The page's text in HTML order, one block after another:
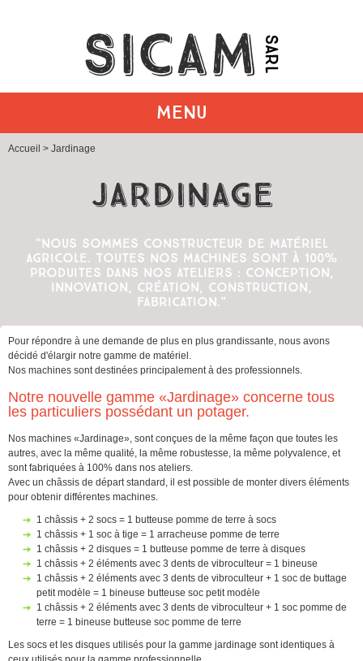
MENU
Accueil > Jardinage
Jardinage
"Nous sommes constructeur de matériel
agricole. Toutes nos machines sont à 100%
produites dans nos ateliers : conception,
innovation, création, construction,
fabrication."
Pour répondre à une demande de plus en plus grandissante, nous avons
décidé d'élargir notre gamme de matériel.
Nos machines sont destinées principalement à des professionnels.
Notre nouvelle gamme «Jardinage» concerne tous
les particuliers possédant un potager.
Nos machines «Jardinage», sont conçues de la même façon que toutes les
autres, avec la même qualité, la même robustesse, la même polyvalence, et
sont fabriquées à 100% dans nos ateliers.
Avec un châssis de départ standard, il est possible de monter divers éléments
pour obtenir différentes machines.
1 châssis + 2 socs = 1 butteuse pomme de terre à socs
1 châssis + 1 soc à tige = 1 arracheuse pomme de terre
1 châssis + 2 disques = 1 butteuse pomme de terre à disques
1 châssis + 2 éléments avec 3 dents de vibroculteur = 1 bineuse
1 châssis + 2 éléments avec 3 dents de vibroculteur + 1 soc de buttage
petit modèle = 1 bineuse butteuse soc petit modèle
1 châssis + 2 éléments avec 3 dents de vibroculteur + 1 soc pomme de
terre = 1 bineuse butteuse soc pomme de terre
Les socs et les disques utilisés pour la gamme jardinage sont identiques à